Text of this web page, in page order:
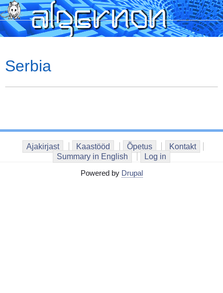
Skip
to
main
content
Serbia
Ajakirjast Kaastööd Õpetus
Kontakt
Summary in English
Log in
Powered by Drupal